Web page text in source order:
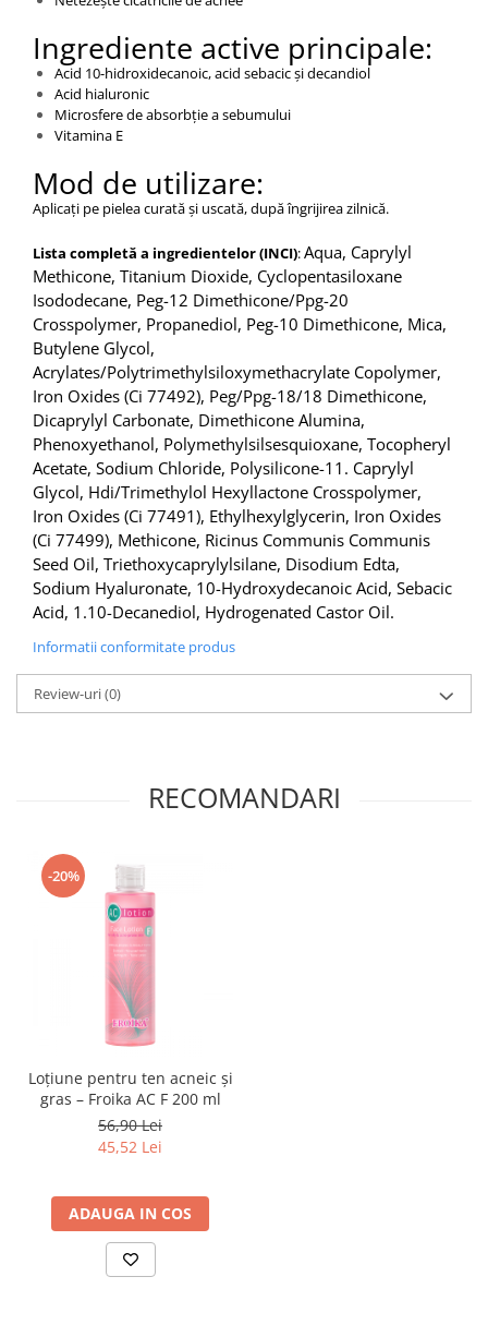
Ingrediente active principale:
Acid 10-hidroxidecanoic, acid sebacic și decandiol
Acid hialuronic
Microsfere de absorbție a sebumului
Vitamina E
Mod de utilizare:
Aplicați pe pielea curată și uscată, după îngrijirea zilnică.
Lista completă a ingredientelor (INCI):Aqua, Caprylyl
Methicone, Titanium Dioxide, Cyclopentasiloxane
Isododecane, Peg-12 Dimethicone/Ppg-20
Crosspolymer, Propanediol, Peg-10 Dimethicone, Mica,
Butylene Glycol,
Acrylates/Polytrimethylsiloxymethacrylate Copolymer,
Iron Oxides (Ci 77492), Peg/Ppg-18/18 Dimethicone,
Dicaprylyl Carbonate, Dimethicone Alumina,
Phenoxyethanol, Polymethylsilsesquioxane, Tocopheryl
Acetate, Sodium Chloride, Polysilicone-11. Caprylyl
Glycol, Hdi/Trimethylol Hexyllactone Crosspolymer,
Iron Oxides (Ci 77491), Ethylhexylglycerin, Iron Oxides
(Ci 77499), Methicone, Ricinus Communis Communis
Seed Oil, Triethoxycaprylylsilane, Disodium Edta,
Sodium Hyaluronate, 10-Hydroxydecanoic Acid, Sebacic
Acid, 1.10-Decanediol, Hydrogenated Castor Oil.
Informatii conformitate produs
Review-uri(0)
RECOMANDARI
-20%
Loțiune pentru ten acneic și
gras – Froika AC F 200 ml
56,90 Lei
45,52 Lei
ADAUGA IN COS